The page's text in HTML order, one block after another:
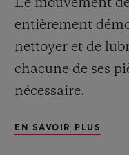
Le mouvement
entièrement
nettoyer et de
chacune de ses
nécessaire.
Une fois la
EN SAVOIR PLUS